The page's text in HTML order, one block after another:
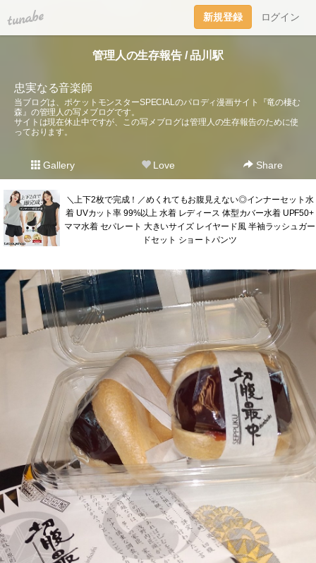
tuna.be 新規登録 ログイン
管理人の生存報告 / 品川駅
忠実なる音楽師
当ブログは、ポケットモンスターSPECIALのパロディ漫画サイト『竜の棲む
森』の管理人の写メブログです。
サイトは現在休止中ですが、この写メブログは管理人の生存報告のために使
っております。
Gallery Love Share
＼上下2枚で完成！／めくれてもお腹見えない◎インナーセット水
着 UVカット率 99%以上 水着 レディース 体型カバー水着 UPF50+
ママ水着 セパレート 大きいサイズ レイヤード風 半袖ラッシュガー
ドセット ショートパンツ